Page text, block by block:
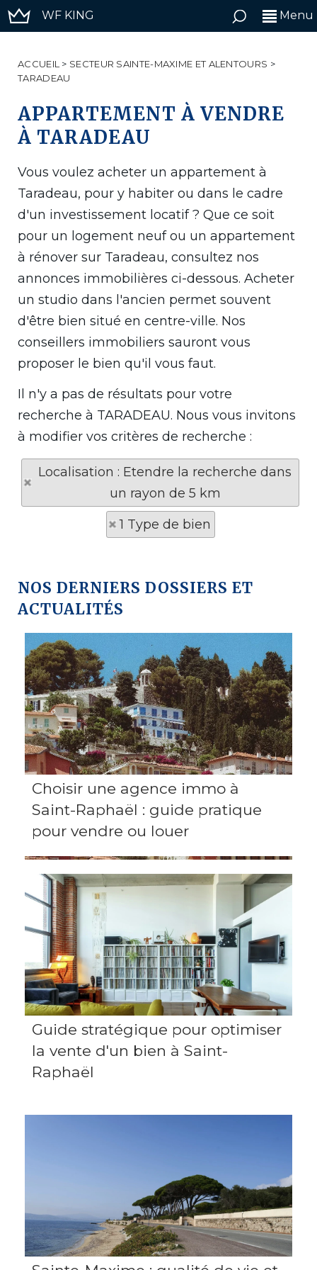
WF KING Menu
ACCUEIL > SECTEUR SAINTE-MAXIME ET ALENTOURS >
TARADEAU
APPARTEMENT À VENDRE
À TARADEAU
Vous voulez acheter un appartement à
Taradeau, pour y habiter ou dans le cadre
d'un investissement locatif ? Que ce soit
pour un logement neuf ou un appartement
à rénover sur Taradeau, consultez nos
annonces immobilières ci-dessous. Acheter
un studio dans l'ancien permet souvent
d'être bien situé en centre-ville. Nos
conseillers immobiliers sauront vous
proposer le bien qu'il vous faut.
Il n'y a pas de résultats pour votre
recherche à TARADEAU. Nous vous invitons
à modifier vos critères de recherche :
Localisation : Etendre la recherche dans
un rayon de 5 km
1 Type de bien
NOS DERNIERS DOSSIERS ET
ACTUALITÉS
Choisir une agence immo à
Saint-Raphaël : guide pratique
pour vendre ou louer
Guide stratégique pour optimiser
la vente d'un bien à Saint-
Raphaël